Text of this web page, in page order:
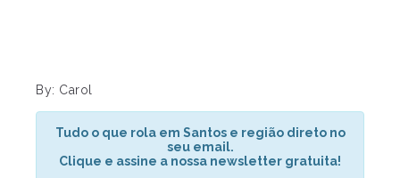
By: Carol
Tudo o que rola em Santos e região direto no
seu email.
Clique e assine a nossa newsletter gratuita!